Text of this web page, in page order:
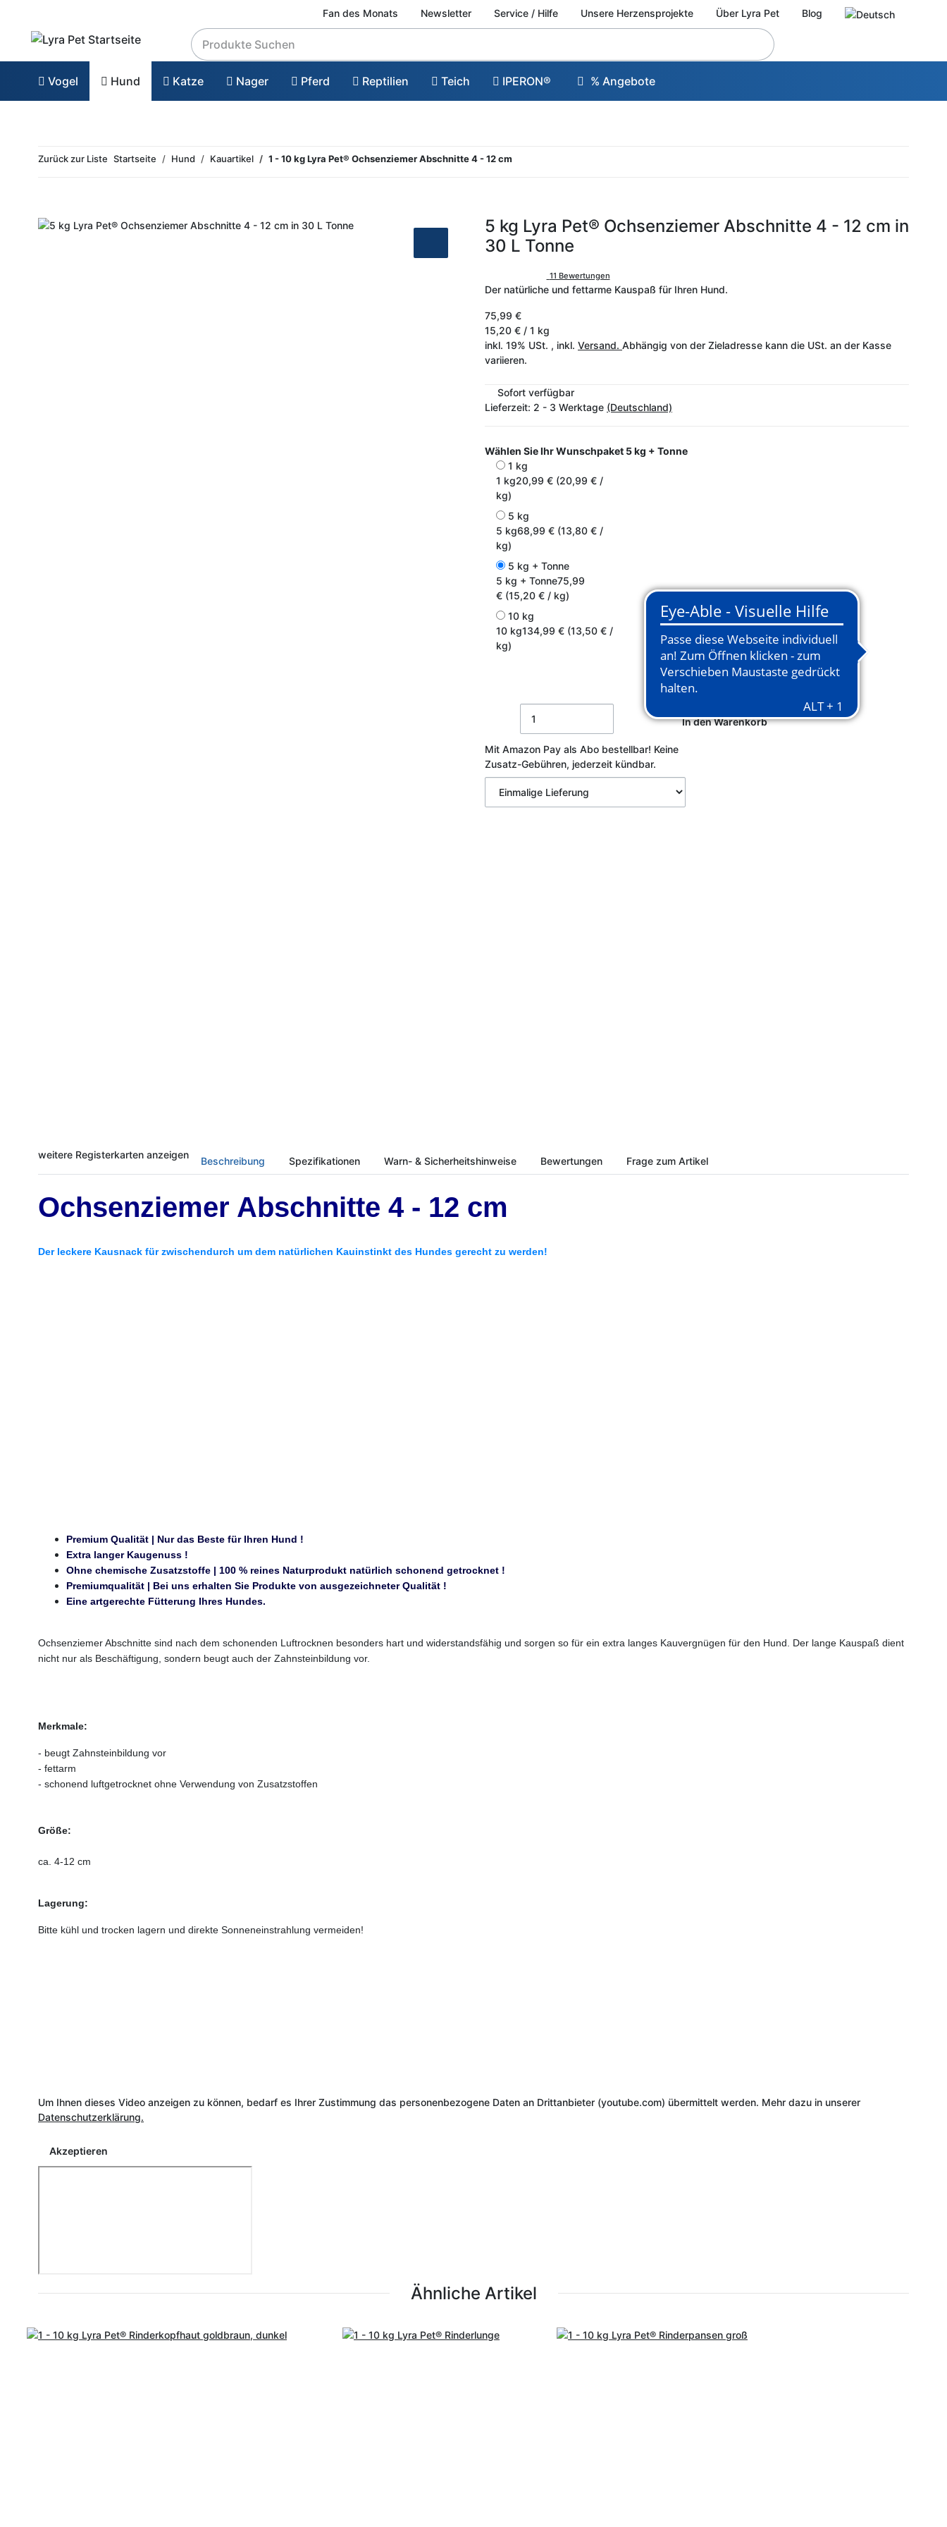
Fan des Monats Newsletter Service / Hilfe Unsere Herzensprojekte Über Lyra Pet Blog
Vogel Hund Katze Nager Pferd Reptilien Teich IPERON® % Angebote
Zurück zur Liste Startseite Hund Kauartikel 1 - 10 kg Lyra Pet® Ochsenziemer Abschnitte 4 - 12 cm
5 kg Lyra Pet® Ochsenziemer Abschnitte 4 - 12 cm in
30 L Tonne
11 Bewertungen
Der natürliche und fettarme Kauspaß für Ihren Hund.
75,99 €
15,20 € / 1 kg
inkl. 19% USt. , inkl. Versand. Abhängig von der Zieladresse kann die USt. an der Kasse
variieren.
Sofort verfügbar
Lieferzeit: 2 - 3 Werktage (Deutschland)
Wählen Sie Ihr Wunschpaket 5 kg + Tonne
1 kg
1 kg20,99 € (20,99 € /
kg)
5 kg
5 kg68,99 € (13,80 € /
kg)
5 kg + Tonne
5 kg + Tonne75,99
€ (15,20 € / kg)
10 kg
10 kg134,99 € (13,50 € /
kg)
In den Warenkorb
Mit Amazon Pay als Abo bestellbar! Keine
Zusatz-Gebühren, jederzeit kündbar.
weitere Registerkarten anzeigen
Beschreibung Spezifikationen Warn- & Sicherheitshinweise Bewertungen Frage zum Artikel
Ochsenziemer Abschnitte 4 - 12 cm
Der leckere Kausnack für zwischendurch um dem natürlichen Kauinstinkt des Hundes gerecht zu werden!
Premium Qualität | Nur das Beste für Ihren Hund !
Extra langer Kaugenuss !
Ohne chemische Zusatzstoffe | 100 % reines Naturprodukt natürlich schonend getrocknet !
Premiumqualität | Bei uns erhalten Sie Produkte von ausgezeichneter Qualität !
Eine artgerechte Fütterung Ihres Hundes.
Ochsenziemer Abschnitte sind nach dem schonenden Luftrocknen besonders hart und widerstandsfähig und sorgen so für ein extra langes Kauvergnügen für den Hund. Der lange Kauspaß dient
nicht nur als Beschäftigung, sondern beugt auch der Zahnsteinbildung vor.
Merkmale:
- beugt Zahnsteinbildung vor
- fettarm
- schonend luftgetrocknet ohne Verwendung von Zusatzstoffen
Größe:
ca. 4-12 cm
Lagerung:
Bitte kühl und trocken lagern und direkte Sonneneinstrahlung vermeiden!
Um Ihnen dieses Video anzeigen zu können, bedarf es Ihrer Zustimmung das personenbezogene Daten an Drittanbieter (youtube.com) übermittelt werden. Mehr dazu in unserer
Datenschutzerklärung.
Akzeptieren
Ähnliche Artikel